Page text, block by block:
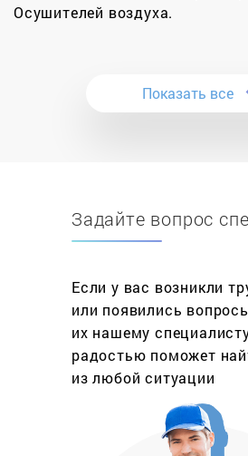
Осушителей воздуха.
соответствии с инструкциями
производителей
запчастей. В рамках ремонта
настройка всех параметров
адсорбента.
Одной из основных причин
осушителей является
который удаляется из
посредством продувания
осушения. Также причиной
становится повреждение
Показать все
Задайте вопрос
Если у вас возникли
или появились
их нашему
радостью поможет
из любой ситуации